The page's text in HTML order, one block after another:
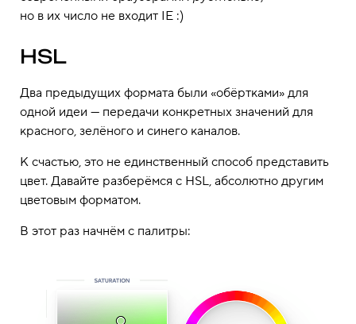
но в их число не входит IE :)
HSL
Два предыдущих формата были «обёртками» для
одной идеи — передачи конкретных значений для
красного, зелёного и синего каналов.
К счастью, это не единственный способ представить
цвет. Давайте разберёмся с HSL, абсолютно другим
цветовым форматом.
В этот раз начнём с палитры: